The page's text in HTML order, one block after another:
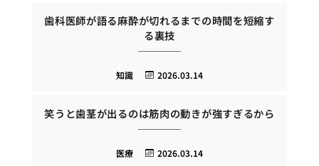
歯科医師が語る麻酔が切れるまでの時間を短縮す
る裏技
2026.03.14
知識
笑うと歯茎が出るのは筋肉の動きが強すぎるから
2026.03.14
医療